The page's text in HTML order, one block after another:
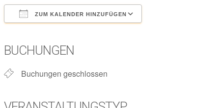
ZUM KALENDER HINZUFÜGEN
BUCHUNGEN
Buchungen geschlossen